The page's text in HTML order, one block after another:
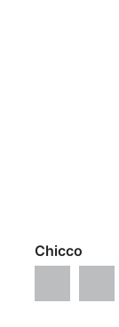
Chicco